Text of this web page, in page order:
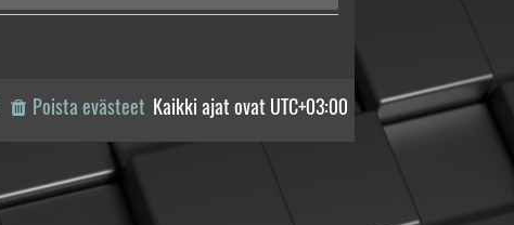
Kaikki ajat ovat UTC+03:00
Poista evästeet